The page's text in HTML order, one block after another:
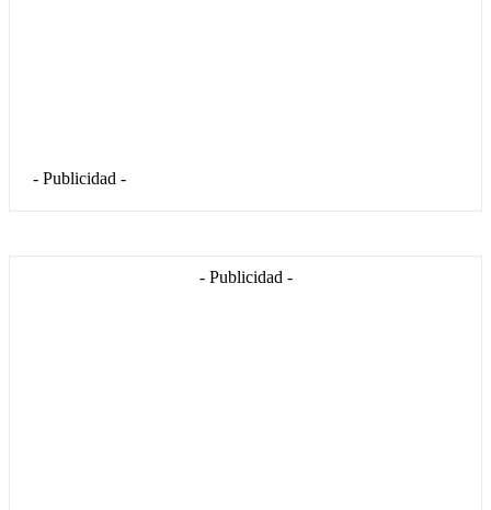
- Publicidad -
- Publicidad -